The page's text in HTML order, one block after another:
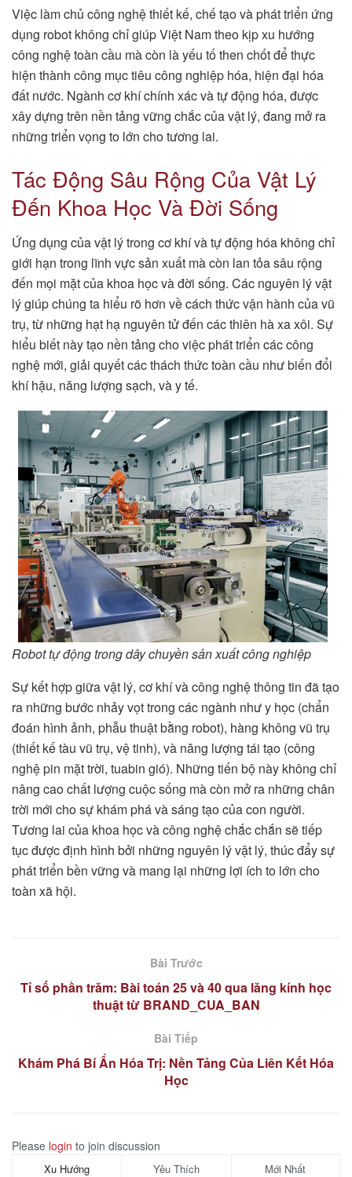
Việc làm chủ công nghệ thiết kế, chế tạo và phát triển ứng
dụng robot không chỉ giúp Việt Nam theo kịp xu hướng
công nghệ toàn cầu mà còn là yếu tố then chốt để thực
hiện thành công mục tiêu công nghiệp hóa, hiện đại hóa
đất nước. Ngành cơ khí chính xác và tự động hóa, được
xây dựng trên nền tảng vững chắc của vật lý, đang mở ra
những triển vọng to lớn cho tương lai.
Tác Động Sâu Rộng Của Vật Lý
Đến Khoa Học Và Đời Sống
Ứng dụng của vật lý trong cơ khí và tự động hóa không chỉ
giới hạn trong lĩnh vực sản xuất mà còn lan tỏa sâu rộng
đến mọi mặt của khoa học và đời sống. Các nguyên lý vật
lý giúp chúng ta hiểu rõ hơn về cách thức vận hành của vũ
trụ, từ những hạt hạ nguyên tử đến các thiên hà xa xôi. Sự
hiểu biết này tạo nền tảng cho việc phát triển các công
nghệ mới, giải quyết các thách thức toàn cầu như biến đổi
khí hậu, năng lượng sạch, và y tế.
Robot tự động trong dây chuyền sản xuất công nghiệp
Sự kết hợp giữa vật lý, cơ khí và công nghệ thông tin đã tạo
ra những bước nhảy vọt trong các ngành như y học (chẩn
đoán hình ảnh, phẫu thuật bằng robot), hàng không vũ trụ
(thiết kế tàu vũ trụ, vệ tinh), và năng lượng tái tạo (công
nghệ pin mặt trời, tuabin gió). Những tiến bộ này không chỉ
nâng cao chất lượng cuộc sống mà còn mở ra những chân
trời mới cho sự khám phá và sáng tạo của con người.
Tương lai của khoa học và công nghệ chắc chắn sẽ tiếp
tục được định hình bởi những nguyên lý vật lý, thúc đẩy sự
phát triển bền vững và mang lại những lợi ích to lớn cho
toàn xã hội.
Bài Trước
Tỉ số phần trăm: Bài toán 25 và 40 qua lăng kính học
thuật từ BRAND_CUA_BAN
Bài Tiếp
Khám Phá Bí Ẩn Hóa Trị: Nền Tảng Của Liên Kết Hóa
Học
Please login to join discussion
Xu Hướng Yêu Thích Mới Nhất